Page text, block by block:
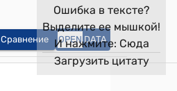
Сравнение OPEN DATA
Ошибка в тексте?
Выделите ее мышкой!
И нажмите: Сюда
Загрузить цитату